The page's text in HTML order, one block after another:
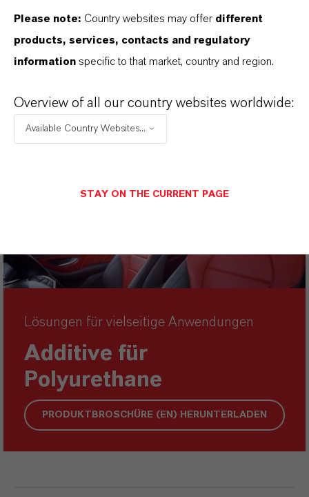
KATALYSATOREN: PRODUKTSUCHE
Lösungen für vielseitige Anwendungen
Additive für
Polyurethane
PRODUKTBROSCHÜRE (EN) HERUNTERLADEN
Please note: Country websites may offer different
products, services, contacts and regulatory
information specific to that market, country and region.
Overview of all our country websites worldwide:
Available Country Websites...
STAY ON THE CURRENT PAGE